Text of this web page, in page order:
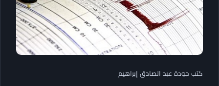
كتب جودة عبد الصادق إبراهيم